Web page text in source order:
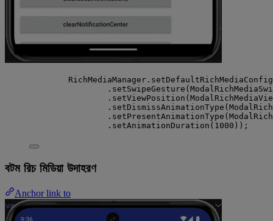
.setAnimationDuration(1000));
বটম রিচ মিডিয়া উদাহরণ
Anchor link to